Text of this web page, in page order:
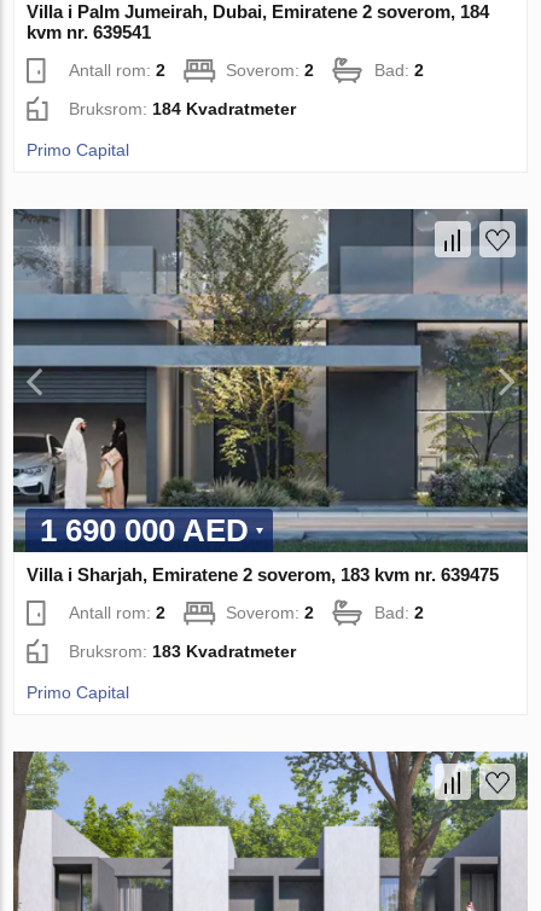
Villa i Palm Jumeirah, Dubai, Emiratene 2 soverom, 184
kvm nr. 639541
Antall rom:2 Soverom:2 Bad:2
Bruksrom: 184 Kvadratmeter
Primo Capital
1 690 000 AED
Villa i Sharjah, Emiratene 2 soverom, 183 kvm nr. 639475
Antall rom:2 Soverom:2 Bad:2
Bruksrom: 183 Kvadratmeter
Primo Capital